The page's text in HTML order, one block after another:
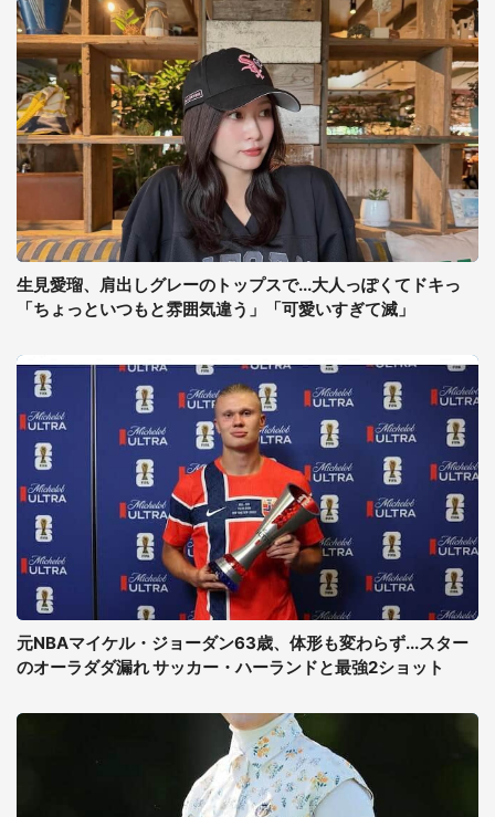
生見愛瑠、肩出しグレーのトップスで...大人っぽくてドキっ
「ちょっといつもと雰囲気違う」「可愛いすぎて滅」
元NBAマイケル・ジョーダン63歳、体形も変わらず...スター
のオーラダダ漏れ サッカー・ハーランドと最強2ショット